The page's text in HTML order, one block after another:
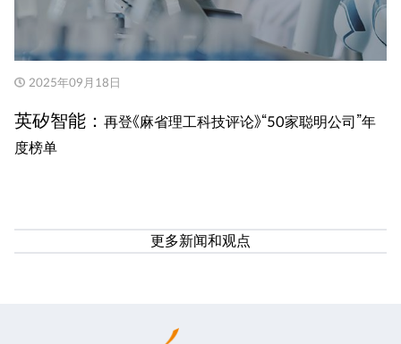
2025年09月18日
英矽智能： 再登《麻省理工科技评论》“50家聪明公司”年
度榜单
更多新闻和观点